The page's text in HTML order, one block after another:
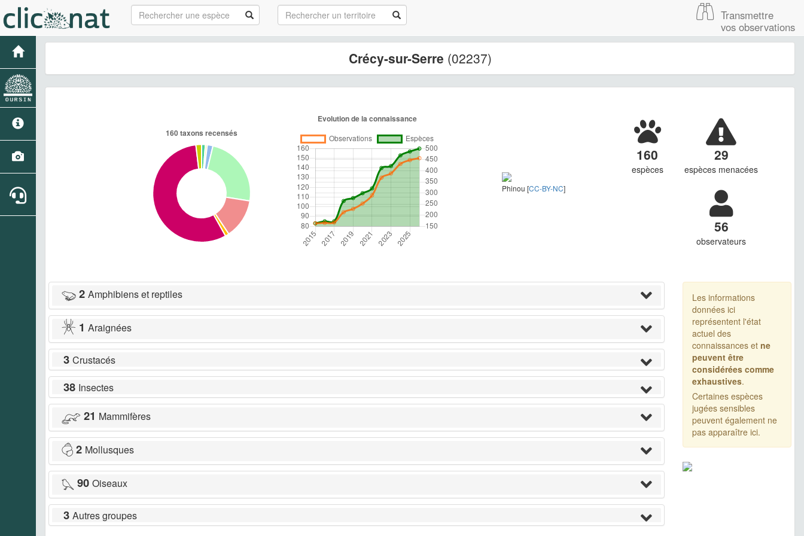
Transmettre
vos observations
Crécy-sur-Serre (02237)
Phinou [CC-BY-NC]
160
espèces
29
espèces menacées
56
observateurs
2 Amphibiens et reptiles
1 Araignées
3 Crustacés
38 Insectes
21 Mammifères
2 Mollusques
90 Oiseaux
3 Autres groupes
Les informations
données ici
représentent l'état
actuel des
connaissances et ne
peuvent être
considérées comme
exhaustives.
Certaines espèces
jugées sensibles
peuvent également ne
pas apparaître ici.